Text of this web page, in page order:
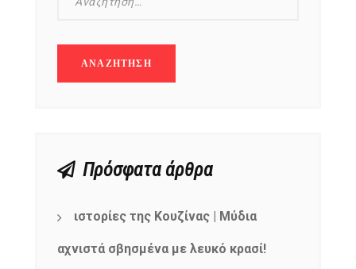
Πρόσφατα άρθρα
ιστορίες της Κουζίνας | Μύδια
αχνιστά σβησμένα με λευκό κρασί!